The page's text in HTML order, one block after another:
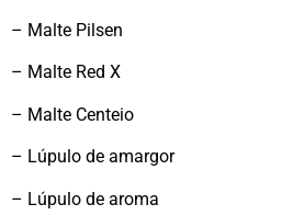
– Malte Pilsen
– Malte Red X
– Malte Centeio
– Lúpulo de amargor
– Lúpulo de aroma